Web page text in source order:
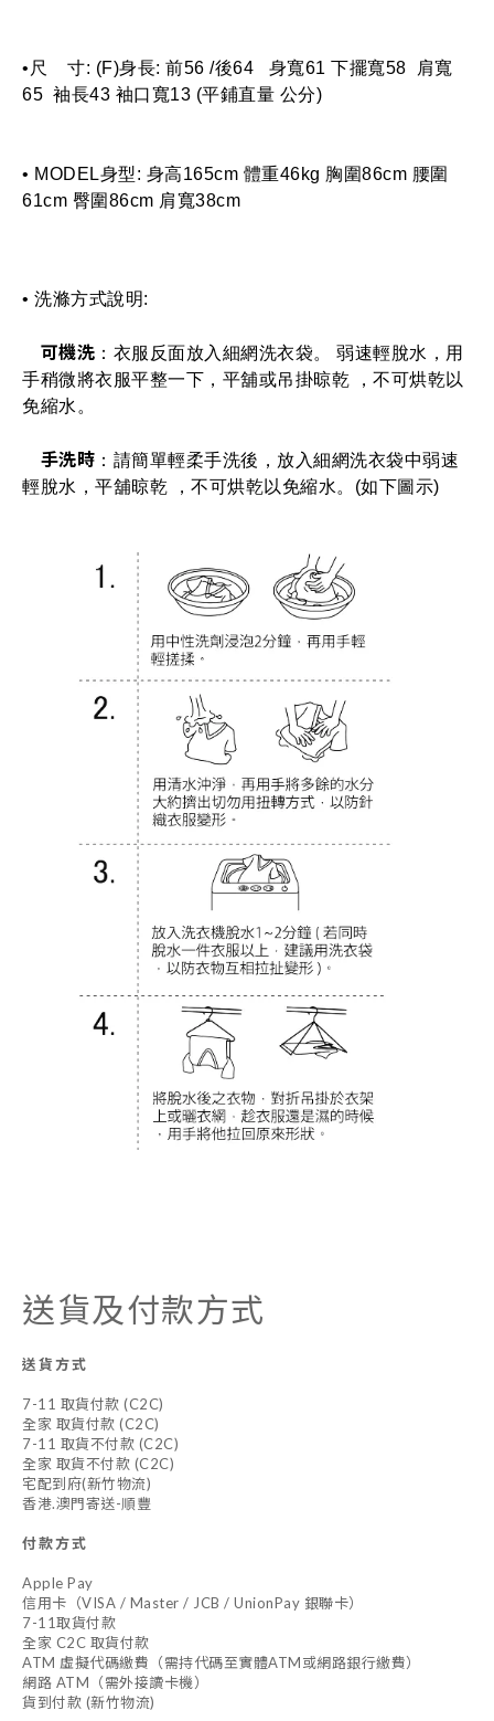
•尺    寸: (F)身長: 前56 /後64   身寬61 下擺寬58  肩寬
65  袖長43 袖口寬13 (平鋪直量 公分)
• MODEL身型: 身高165cm 體重46kg 胸圍86cm 腰圍
61cm 臀圍86cm 肩寬38cm
• 洗滌方式說明:
可機洗 ：衣服反面放入細網洗衣袋。 弱速輕脫水，用
手稍微將衣服平整一下，平舖或吊掛晾乾 ，不可烘乾以
免縮水。
手洗時 ：請簡單輕柔手洗後，放入細網洗衣袋中弱速
輕脫水，平舖晾乾 ，不可烘乾以免縮水。(如下圖示)
送貨及付款方式
送貨方式
7-11 取貨付款 (C2C)
全家 取貨付款 (C2C)
7-11 取貨不付款 (C2C)
全家 取貨不付款 (C2C)
宅配到府(新竹物流)
香港.澳門寄送-順豐
付款方式
Apple Pay
信用卡（VISA / Master / JCB / UnionPay 銀聯卡）
7-11取貨付款
全家 C2C 取貨付款
ATM 虛擬代碼繳費（需持代碼至實體ATM或網路銀行繳費）
網路 ATM（需外接讀卡機）
貨到付款 (新竹物流)